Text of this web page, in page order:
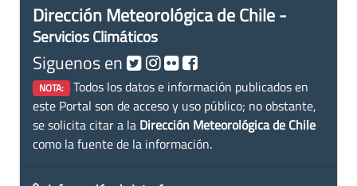
Dirección Meteorológica de Chile -
Servicios Climáticos
Siguenos en
NOTA: Todos los datos e información publicados en
este Portal son de acceso y uso público; no obstante,
se solicita citar a la Dirección Meteorológica de Chile
como la fuente de la información.